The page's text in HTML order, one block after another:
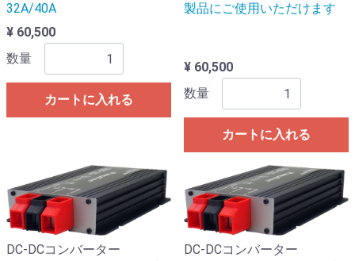
32A/40A
¥ 60,500
数量
カートに入れる
製品にご使用いただけます
¥ 60,500
数量
カートに入れる
DC-DCコンバーター
DC-DCコンバーター